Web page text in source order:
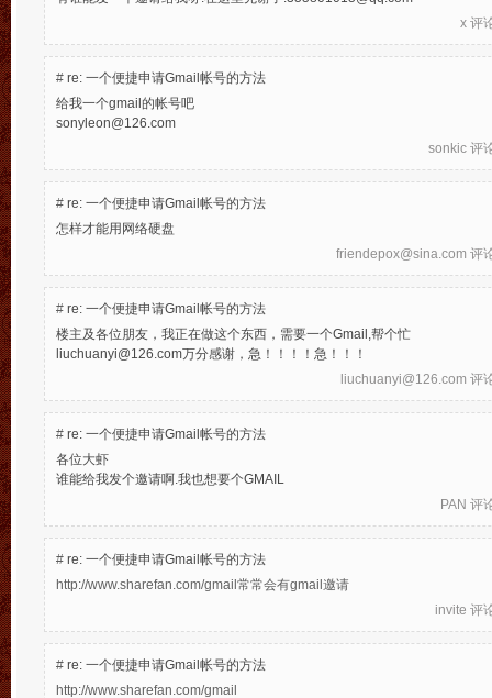
x 评
# re: 一个便捷申请Gmail帐号的方法
给我一个gmail的帐号吧
sonyleon@126.com
sonkic 评
# re: 一个便捷申请Gmail帐号的方法
怎样才能用网络硬盘
friendepox@sina.com 评
# re: 一个便捷申请Gmail帐号的方法
楼主及各位朋友，我正在做这个东西，需要一个Gmail,帮个忙
liuchuanyi@126.com万分感谢，急！！！！急！！！
liuchuanyi@126.com 评
# re: 一个便捷申请Gmail帐号的方法
各位大虾
谁能给我发个邀请啊.我也想要个GMAIL
PAN 评
# re: 一个便捷申请Gmail帐号的方法
http://www.sharefan.com/gmail常常会有gmail邀请
invite 评
# re: 一个便捷申请Gmail帐号的方法
http://www.sharefan.com/gmail